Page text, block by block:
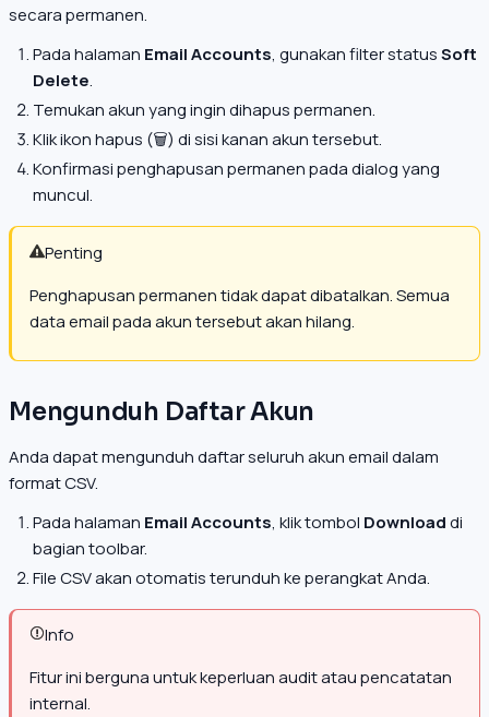
secara permanen.
Pada halaman Email Accounts, gunakan filter statusSoft
Delete.
Temukan akun yang ingin dihapus permanen.
Klik ikon hapus (🗑️) di sisi kanan akun tersebut.
Konfirmasi penghapusan permanen pada dialog yang
muncul.
Penting
Penghapusan permanen tidak dapat dibatalkan. Semua
data email pada akun tersebut akan hilang.
Mengunduh Daftar Akun
Anda dapat mengunduh daftar seluruh akun email dalam
format CSV.
Pada halaman Email Accounts, klik tombol Downloaddi
bagian toolbar.
File CSV akan otomatis terunduh ke perangkat Anda.
Info
Fitur ini berguna untuk keperluan audit atau pencatatan
internal.